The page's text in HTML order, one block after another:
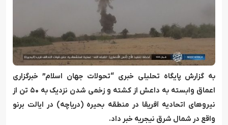
به گزارش پایگاه تحلیلی خبری “تحولات جهان اسلام” خبرگزاری
اعماق وابسته به داعش از کشته و زخمی شدن نزدیک به ۵۰ تن از
نیروهای اتحادیه آفریقا در منطقه بحیره (دریاچه) در ایالت برنو
واقع در شمال شرق نیجریه خبر داد.